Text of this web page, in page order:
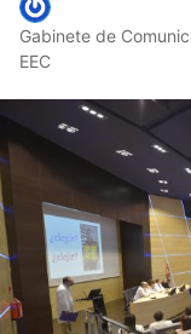
Gabinete de
EEC